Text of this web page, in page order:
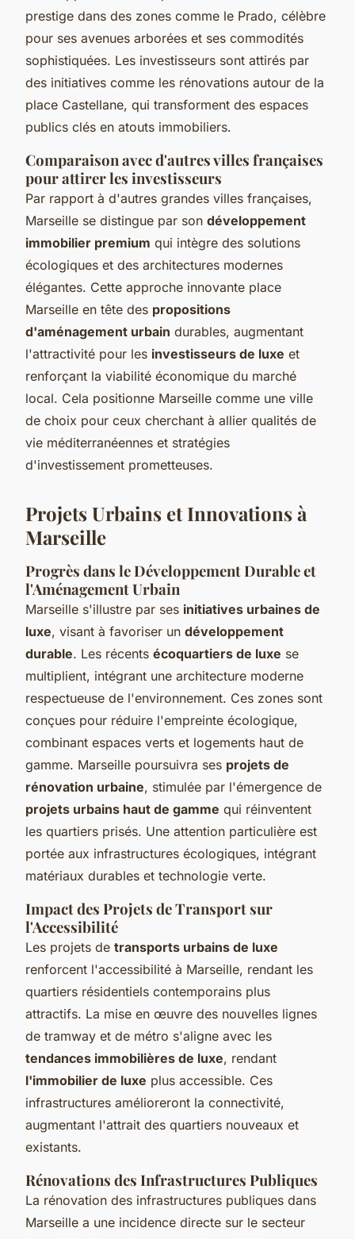
prestige dans des zones comme le Prado, célèbre
pour ses avenues arborées et ses commodités
sophistiquées. Les investisseurs sont attirés par
des initiatives comme les rénovations autour de la
place Castellane, qui transforment des espaces
publics clés en atouts immobiliers.
Comparaison avec d'autres villes françaises
pour attirer les investisseurs
Par rapport à d'autres grandes villes françaises,
Marseille se distingue par son développement
immobilier premium qui intègre des solutions
écologiques et des architectures modernes
élégantes. Cette approche innovante place
Marseille en tête des propositions
d'aménagement urbain durables, augmentant
l'attractivité pour les investisseurs de luxe et
renforçant la viabilité économique du marché
local. Cela positionne Marseille comme une ville
de choix pour ceux cherchant à allier qualités de
vie méditerranéennes et stratégies
d'investissement prometteuses.
Projets Urbains et Innovations à
Marseille
Progrès dans le Développement Durable et
l'Aménagement Urbain
Marseille s'illustre par ses initiatives urbaines de
luxe, visant à favoriser un développement
durable. Les récents écoquartiers de luxe se
multiplient, intégrant une architecture moderne
respectueuse de l'environnement. Ces zones sont
conçues pour réduire l'empreinte écologique,
combinant espaces verts et logements haut de
gamme. Marseille poursuivra ses projets de
rénovation urbaine, stimulée par l'émergence de
projets urbains haut de gamme qui réinventent
les quartiers prisés. Une attention particulière est
portée aux infrastructures écologiques, intégrant
matériaux durables et technologie verte.
Impact des Projets de Transport sur
l'Accessibilité
Les projets de transports urbains de luxe
renforcent l'accessibilité à Marseille, rendant les
quartiers résidentiels contemporains plus
attractifs. La mise en œuvre des nouvelles lignes
de tramway et de métro s'aligne avec les
tendances immobilières de luxe, rendant
l'immobilier de luxe plus accessible. Ces
infrastructures amélioreront la connectivité,
augmentant l'attrait des quartiers nouveaux et
existants.
Rénovations des Infrastructures Publiques
La rénovation des infrastructures publiques dans
Marseille a une incidence directe sur le secteur